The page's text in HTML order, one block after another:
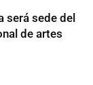
será sede del
de artes